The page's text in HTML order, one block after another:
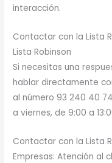
interacción.
Contactar con la Lista
Lista Robinson
Si necesitas una
hablar directamente
al número 93 240 40
a viernes, de 9:00 a
Contactar con la Lista
Empresas: Atención al